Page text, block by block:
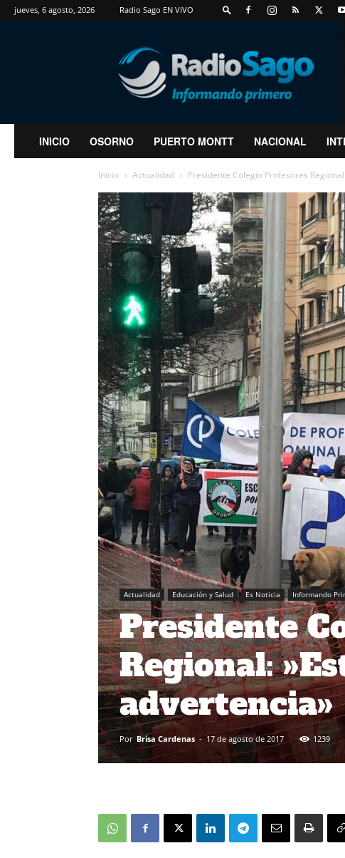
jueves, 6 agosto, 2026 Radio Sago EN VIVO
RadioSago
INICIO OSORNO PUERTO MONTT NACIONAL
Inicio Actualidad Presidente Colegio Profesores
Actualidad Educación y Salud Es Noticia Informando
Presidente
Regional:
advertencia»
Por Brisa Cardenas - 17 de agosto de 2017 1239